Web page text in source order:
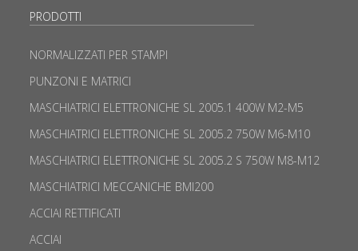
PRODOTTI
NORMALIZZATI PER STAMPI
PUNZONI E MATRICI
MASCHIATRICI ELETTRONICHE SL 2005.1 400W M2-M5
MASCHIATRICI ELETTRONICHE SL 2005.2 750W M6-M10
MASCHIATRICI ELETTRONICHE SL 2005.2 S 750W M8-M12
MASCHIATRICI MECCANICHE BMI200
ACCIAI RETTIFICATI
ACCIAI